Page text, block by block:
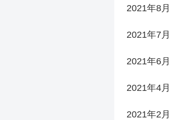
2021年8月
2021年7月
2021年6月
2021年4月
2021年2月